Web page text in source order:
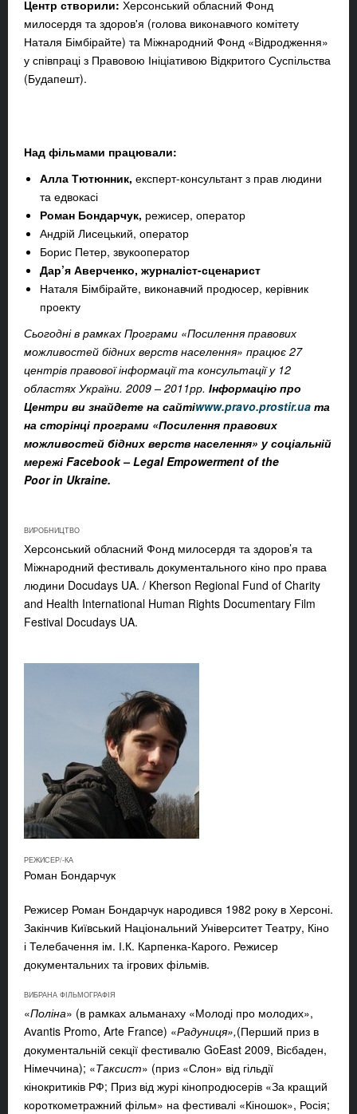
Центр створили: Херсонський обласний Фонд
милосердя та здоров'я (голова виконавчого комітету
Наталя Бімбірайте) та Міжнародний Фонд «Відродження»
у співпраці з Правовою Ініціативою Відкритого Суспільства
(Будапешт).
Над фільмами працювали:
Алла Тютюнник, експерт-консультант з прав людини
та едвокасі
Роман Бондарчук, режисер, оператор
Андрій Лисецький, оператор
Борис Петер, звукооператор
Дар’я Аверченко, журналіст-сценарист
Наталя Бімбірайте, виконавчий продюсер, керівник
проекту
Сьогодні в рамках Програми «Посилення правових
можливостей бідних верств населення» працює 27
центрів правової інформації та консультації у 12
областях України. 2009 – 2011рр. Інформацію про
Центри ви знайдете на сайтіwww.pravo.prostir.ua та
на сторінці програми «Посилення правових
можливостей бідних верств населення» у соціальній
мережі Facebook – Legal Empowerment of the
Poorin Ukraine.
ВИРОБНИЦТВО
Херсонський обласний Фонд милосердя та здоров’я та
Міжнародний фестиваль документального кіно про права
людини Docudays UA. / Kherson Regional Fund of Charity
and Health International Human Rights Documentary Film
Festival Docudays UA.
РЕЖИСЕР/-КА
Роман Бондарчук
Режисер Роман Бондарчук народився 1982 року в Херсоні.
Закінчив Київський Національний Університет Театру, Кіно
і Телебачення ім. І.К. Карпенка-Карого. Режисер
документальних та ігрових фільмів.
ВИБРАНА ФІЛЬМОГРАФІЯ
«Поліна» (в рамках альманаху «Молоді про молодих»,
Аvantis Promo, Arte France) «Радуниця»,(Перший приз в
документальній секції фестивалю GoEast 2009, Вісбаден,
Німеччина); «Таксист» (приз «Слон» від гільдії
кінокритиків РФ; Приз від журі кінопродюсерів «За кращий
короткометражний фільм» на фестивалі «Кіношок», Росія;